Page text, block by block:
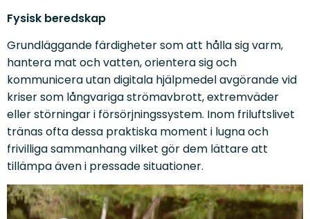
Fysisk beredskap
Grundläggande färdigheter som att hålla sig varm,
hantera mat och vatten, orientera sig och
kommunicera utan digitala hjälpmedel avgörande vid
kriser som långvariga strömavbrott, extremväder
eller störningar i försörjningssystem. Inom friluftslivet
tränas ofta dessa praktiska moment i lugna och
frivilliga sammanhang vilket gör dem lättare att
tillämpa även i pressade situationer.